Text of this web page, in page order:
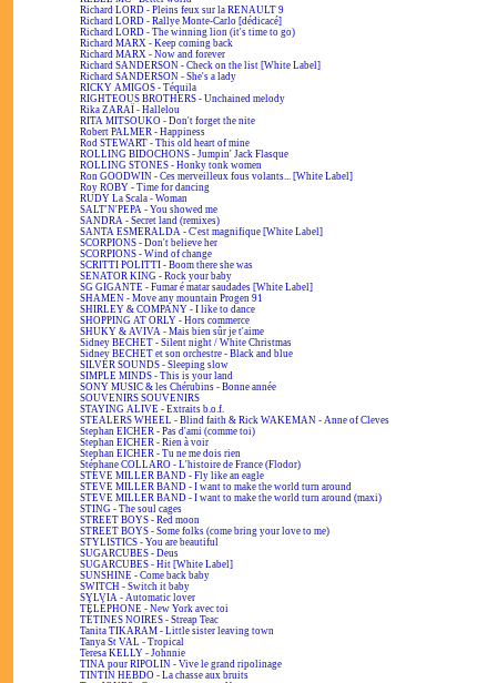
Richard LORD - Pleins feux sur la RENAULT 9
Richard LORD - Rallye Monte-Carlo [dédicacé]
Richard LORD - The winning lion (it's time to go)
Richard MARX - Keep coming back
Richard MARX - Now and forever
Richard SANDERSON - Check on the list [White Label]
Richard SANDERSON - She's a lady
RICKY AMIGOS - Téquila
RIGHTEOUS BROTHERS - Unchained melody
Rika ZARAÏ - Hallelou
RITA MITSOUKO - Don't forget the nite
Robert PALMER - Happiness
Rod STEWART - This old heart of mine
ROLLING BIDOCHONS - Jumpin' Jack Flasque
ROLLING STONES - Honky tonk women
Ron GOODWIN - Ces merveilleux fous volants... [White Label]
Roy ROBY - Time for dancing
RUDY La Scala - Woman
SALT'N'PEPA - You showed me
SANDRA - Secret land (remixes)
SANTA ESMERALDA - C'est magnifique [White Label]
SCORPIONS - Don't believe her
SCORPIONS - Wind of change
SCRITTI POLITTI - Boom there she was
SENATOR KING - Rock your baby
SG GIGANTE - Fumar é matar saudades [White Label]
SHAMEN - Move any mountain Progen 91
SHIRLEY & COMPANY - I like to dance
SHOPPING AT ORLY - Hors commerce
SHUKY & AVIVA - Mais bien sûr je t'aime
Sidney BECHET - Silent night / White Christmas
Sidney BECHET et son orchestre - Black and blue
SILVER SOUNDS - Sleeping slow
SIMPLE MINDS - This is your land
SONY MUSIC & les Chérubins - Bonne année
SOUVENIRS SOUVENIRS
STAYING ALIVE - Extraits b.o.f.
STEALERS WHEEL - Blind faith & Rick WAKEMAN - Anne of Cleves
Stephan EICHER - Pas d'ami (comme toi)
Stephan EICHER - Rien à voir
Stephan EICHER - Tu ne me dois rien
Stéphane COLLARO - L'histoire de France (Flodor)
STEVE MILLER BAND - Fly like an eagle
STEVE MILLER BAND - I want to make the world turn around
STEVE MILLER BAND - I want to make the world turn around (maxi)
STING - The soul cages
STREET BOYS - Red moon
STREET BOYS - Some folks (come bring your love to me)
STYLISTICS - You are beautiful
SUGARCUBES - Deus
SUGARCUBES - Hit [White Label]
SUNSHINE - Come back baby
SWITCH - Switch it baby
SYLVIA - Automatic lover
TÉLÉPHONE - New York avec toi
TÉTINES NOIRES - Streap Teac
Tanita TIKARAM - Little sister leaving town
Tanya St VAL - Tropical
Teresa KELLY - Johnnie
TINA pour RIPOLIN - Vive le grand ripolinage
TINTIN HEBDO - La chasse aux bruits